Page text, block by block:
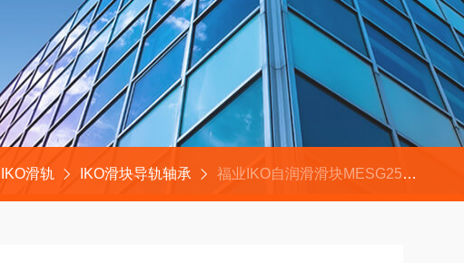
IKO滑轨 IKO滑块导轨轴承 福业IKO自润滑滑块MESG25导轨MESG25SL轴承